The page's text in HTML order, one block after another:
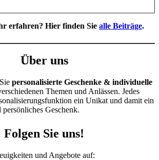
erfahren? Hier finden Sie alle Beiträge.
Über uns
personalisierte Geschenke & individuelle
Themen und Anlässen. Jedes
ein Unikat und damit ein
persönliches Geschenk.
Folgen Sie uns!
und Angebote auf: